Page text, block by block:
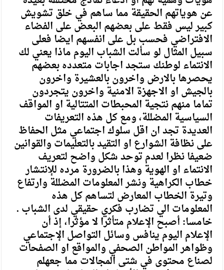
عن هوياتهم الحقيقة مما ساهم في خلق تشويش
كبير ليس فقط على بعضهم البعض على الفضاء
الافتراضي فحسب بل على انفسهم ايضا فعلى
سبيل المثال لو سألت الشباب اليوم ماذا يعني لك
الانتماء لوطنك ستجد اجابات متعدده بعضهم
يحصرها بالارض واخرون بالعشيرة واخرون
بالجيش او الاجهزة الامنية واخرون يتجردون
تماما منهم نتجية المحبطات المتتالية او المواقف
السياسية المضللة، ومع كل هذه التعريفات
العديدة تجد ان اقل سلوك اجتماعي مثل الحفاظ
على نظافة الشوارع او التقيد بالتعليمات والقوانين
ضعيفا نظرا لعدم توحد شكل واضح لتعريف
الانتماء او الهوية وهذا بالضرورة مرده للإنتشار
خطاب الكراهية ونشر المعلومات المضللة وارتفاع
وتيرة الخطاب المعارض لتساهم كل هذه
المعلومات الي تضارب فكري حقيقي لدى الشباب .
خامسا: أصبح الإعلام متأثرا لا مؤثرا، إذ أن
الإعلام اليوم ينافس وسائل التواصل الإجتماعي
وظواهر المواطن الصحفي والمواقع او الصفحات
لصناع محتوى في شتى المجالات مما جعهلم